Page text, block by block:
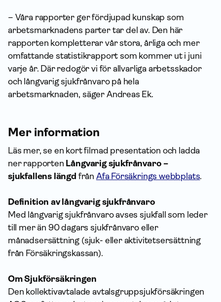
– Våra rapporter ger fördjupad kunskap som
arbetsmarknadens parter tar del av. Den här
rapporten kompletterar vår stora, årliga och mer
omfattande statistikrapport som kommer ut i juni
varje år. Där redogör vi för allvarliga arbetsskador
och långvarig sjukfrånvaro på hela
arbetsmarknaden, säger Andreas Ek.
Mer information
Läs mer, se en kort filmad presentation och ladda
ner rapporten Långvarig sjukfrånvaro –
sjukfallens längd från Afa Försäkrings webbplats.
Definition av långvarig sjukfrånvaro
Med långvarig sjukfrånvaro avses sjukfall som leder
till mer än 90 dagars sjukfrånvaro eller
månadsersättning (sjuk- eller aktivitetsersättning
från Försäkringskassan).
Om Sjukförsäkringen
Den kollektivavtalade avtalsgruppsjukförsäkringen